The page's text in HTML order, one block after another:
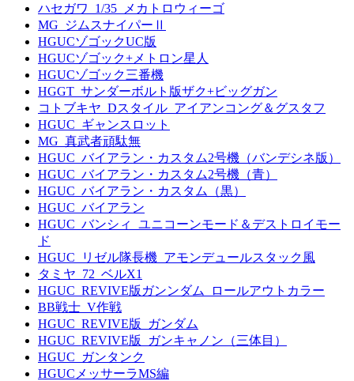
ハセガワ_1/35_メカトロウィーゴ
MG_ジムスナイパーⅡ
HGUCゾゴックUC版
HGUCゾゴック+メトロン星人
HGUCゾゴック三番機
HGGT_サンダーボルト版ザク+ビッグガン
コトブキヤ_Dスタイル_アイアンコング＆グスタフ
HGUC_ギャンスロット
MG_真武者頑駄無
HGUC_バイアラン・カスタム2号機（バンデシネ版）
HGUC_バイアラン・カスタム2号機（青）
HGUC_バイアラン・カスタム（黒）
HGUC_バイアラン
HGUC_バンシィ_ユニコーンモード＆デストロイモー
ド
HGUC_リゼル隊長機_アモンデュールスタック風
タミヤ_72_ベルX1
HGUC_REVIVE版ガンンダム_ロールアウトカラー
BB戦士_V作戦
HGUC_REVIVE版_ガンダム
HGUC_REVIVE版_ガンキャノン（三体目）
HGUC_ガンタンク
HGUCメッサーラMS編